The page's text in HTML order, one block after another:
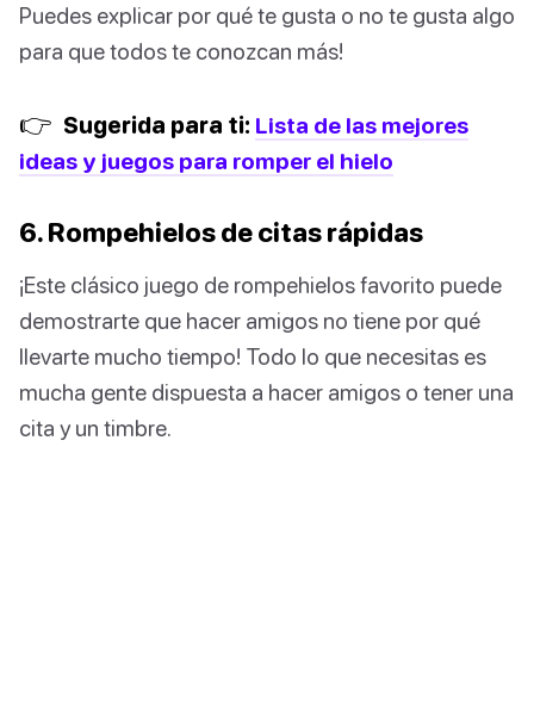
Puedes explicar por qué te gusta o no te gusta algo
para que todos te conozcan más!
👉 Sugerida para ti: Lista de las mejores
ideas y juegos para romper el hielo
6. Rompehielos de citas rápidas
¡Este clásico juego de rompehielos favorito puede
demostrarte que hacer amigos no tiene por qué
llevarte mucho tiempo! Todo lo que necesitas es
mucha gente dispuesta a hacer amigos o tener una
cita y un timbre.